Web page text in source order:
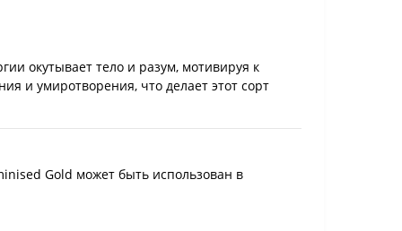
окутывает тело и разум, мотивируя к
и умиротворения, что делает этот сорт
Gold может быть использован в